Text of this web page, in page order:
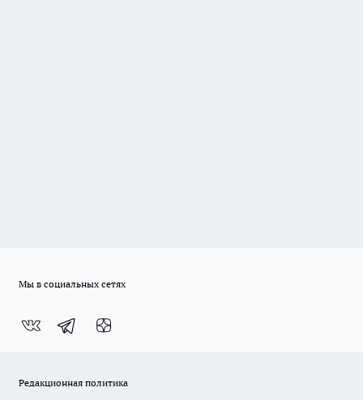
Мы в социальных сетях
Редакционная политика